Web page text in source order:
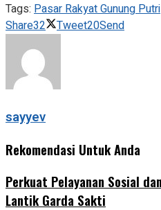
Tags: Pasar Rakyat Gunung Putri
Share32 Tweet20Send
sayyev
Rekomendasi Untuk Anda
Perkuat Pelayanan Sosial
Lantik Garda Sakti